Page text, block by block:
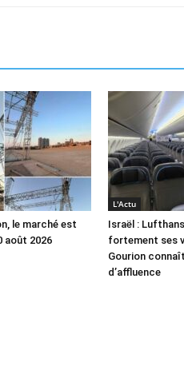
le marché est
août 2026
L'Actu
Israël :
fortement ses
Gourion
d’affluence